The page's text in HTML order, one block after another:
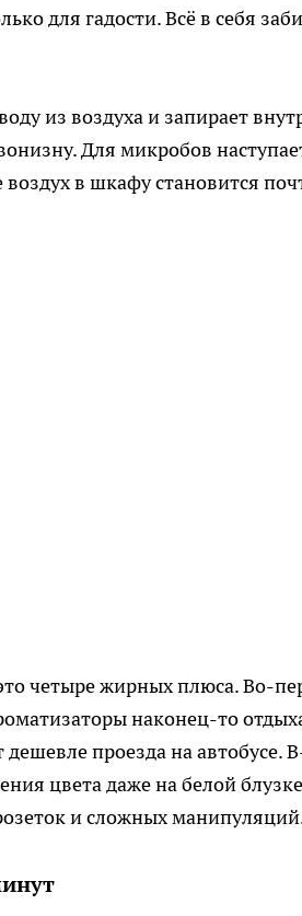
для гадости. Всё в себя
из воздуха и запирает
Для микробов
в шкафу становится
четыре жирных плюса. Во-
наконец-то
проезда на автобусе.
цвета даже на белой
и сложных